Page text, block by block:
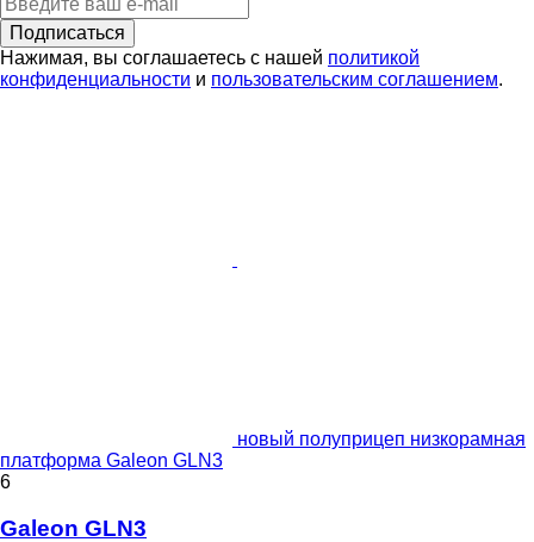
Подписаться
Нажимая, вы соглашаетесь с нашей политикой
конфиденциальности и пользовательским соглашением.
новый полуприцеп низкорамная
платформа Galeon GLN3
6
Galeon GLN3